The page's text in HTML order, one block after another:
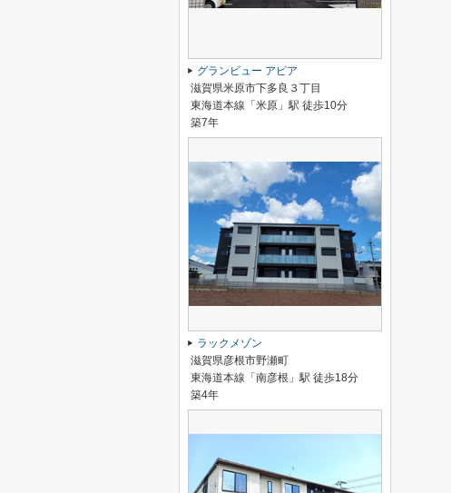
グランビュー アピア
滋賀県米原市下多良３丁目
東海道本線「米原」駅 徒歩10分
築7年
ラックメゾン
滋賀県彦根市野瀬町
東海道本線「南彦根」駅 徒歩18分
築4年